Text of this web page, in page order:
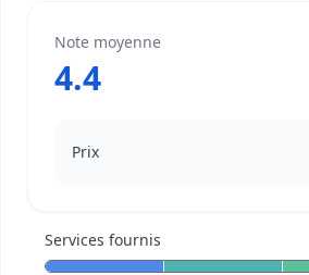
Note moyenne
4.4
Prix
Services fournis